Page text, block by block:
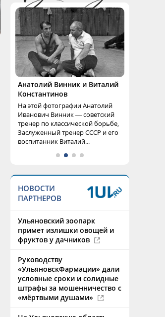
Анатолий Винник и Виталий
Константинов
На этой фотографии Анатолий
Иванович Винник — советский
тренер по классической борьбе,
Заслуженный тренер СССР и его
воспитанник Виталий...
НОВОСТИ
ПАРТНЕРОВ
Ульяновский зоопарк
примет излишки овощей и
фруктов у дачников
Руководству
«УльяновскФармации» дали
условные сроки и солидные
штрафы за мошенничество с
«мёртвыми душами»